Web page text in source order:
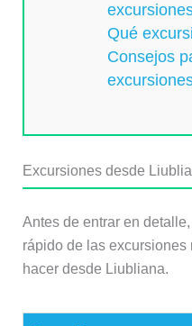
Qué
Consejos
Excursiones desde
Antes de entrar en
rápido de las
hacer desde Liubliana.